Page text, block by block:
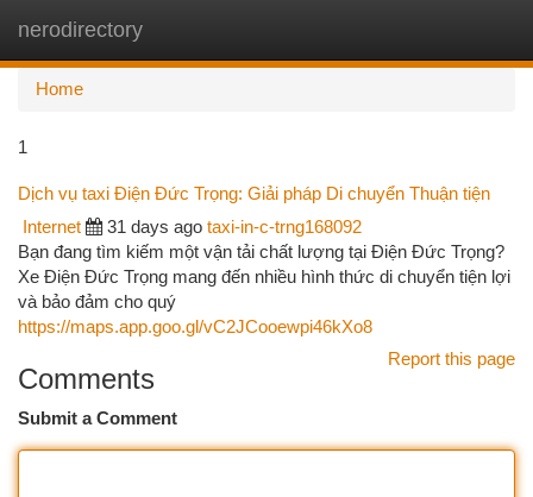
nerodirectory
Home
1
Dịch vụ taxi Điện Đức Trọng: Giải pháp Di chuyển Thuận tiện
Internet 31 days ago taxi-in-c-trng168092
Bạn đang tìm kiếm một vận tải chất lượng tại Điện Đức Trọng?
Xe Điện Đức Trọng mang đến nhiều hình thức di chuyển tiện lợi
và bảo đảm cho quý
https://maps.app.goo.gl/vC2JCooewpi46kXo8
Report this page
Comments
Submit a Comment